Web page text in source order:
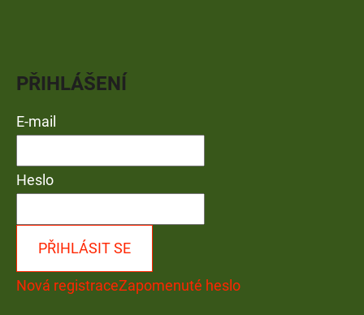
PŘIHLÁŠENÍ
E-mail
Heslo
PŘIHLÁSIT SE
Nová registraceZapomenuté heslo